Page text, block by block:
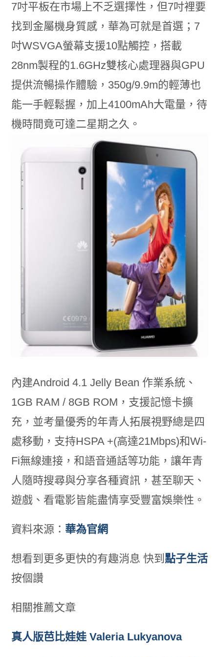
7吋平板在市場上不乏選擇性，但7吋裡要
找到金屬機身質感，華為可就是首選；7
吋WSVGA螢幕支援10點觸控，搭載
28nm製程的1.6GHz雙核心處理器與GPU
提供流暢操作體驗，350g/9.9m的輕薄也
能一手輕鬆握，加上4100mAh大電量，待
機時間竟可達二星期之久。
內建Android 4.1 Jelly Bean 作業系統、
1GB RAM / 8GB ROM，支援記憶卡擴
充，並考量優秀的年青人拓展視野總是四
處移動，支持HSPA +(高達21Mbps)和Wi-
Fi無線連接，和語音通話等功能，讓年青
人隨時搜尋與分享各種資訊，甚至聊天、
遊戲、看電影皆能盡情享受豐富娛樂性。
資料來源： 華為官網
想看到更多更快的有趣消息 快到 點子生活
按個讚
相關推薦文章
真人版芭比娃娃 Valeria Lukyanova